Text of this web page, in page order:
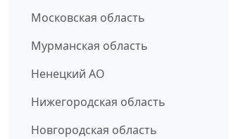
Московская область
Мурманская область
Ненецкий АО
Нижегородская область
Новгородская область